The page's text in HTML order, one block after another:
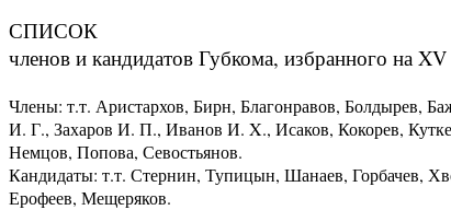
СПИСОК
членов и кандидатов Губкома, избранного на
Члены: т.т. Аристархов, Бирн, Благонравов, Болдырев,
И. Г., Захаров И. П., Иванов И. X., Исаков, Кокорев,
Немцов, Попова, Севостьянов.
Кандидаты: т.т. Стернин, Тупицын, Шанаев, Горбачев,
Ерофеев, Мещеряков.